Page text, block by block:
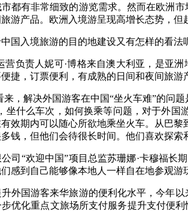
都有非常细致的游览需求。然而在欧洲
游产品。欧洲入境游呈现高增长态势，
入境旅游的目的地建设又有怎样的看法
负责人妮可·博格来自澳大利亚，是亚洲
捷，订票便利，有成熟的日间和夜间旅
解决外国游客在中国“坐火车难”的问题
坐什么车次，如何换乘等问题，对于外国
效期内可以随心所欲地乘坐火车。从巴
钱，但他们会待很长时间。他们喜欢探
“欢迎中国”项目总监苏珊娜·卡穆福长
感到自己能够像本地人一样自在地参观游
国游客来华旅游的便利化水平，今年以
优化重点文旅场所支付服务提升支付便